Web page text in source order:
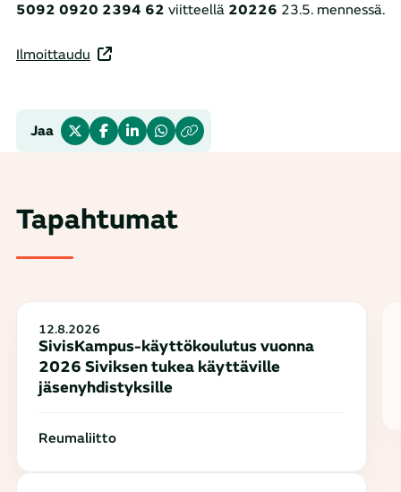
5092 0920 2394 62 viitteellä 20226 23.5. mennessä.
Ilmoittaudu
Jaa
Tapahtumat
12.8.2026
SivisKampus-käyttökoulutus vuonna
2026 Siviksen tukea käyttäville
jäsenyhdistyksille
Reumaliitto